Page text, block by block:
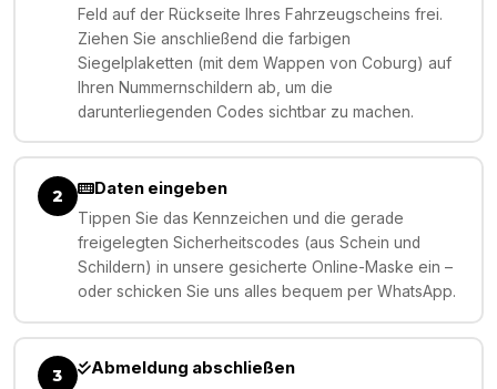
Feld auf der Rückseite Ihres Fahrzeugscheins frei.
Ziehen Sie anschließend die farbigen
Siegelplaketten (mit dem Wappen von Coburg) auf
Ihren Nummernschildern ab, um die
darunterliegenden Codes sichtbar zu machen.
2 Daten eingeben
Tippen Sie das Kennzeichen und die gerade
freigelegten Sicherheitscodes (aus Schein und
Schildern) in unsere gesicherte Online-Maske ein –
oder schicken Sie uns alles bequem per WhatsApp.
3 Abmeldung abschließen